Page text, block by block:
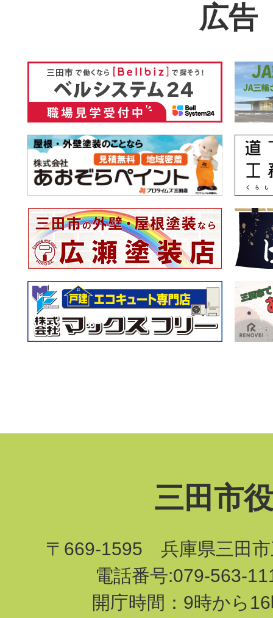
広告
三田市
〒669-1595 兵庫県三田市
電話番号:079-563-
開庁時間：9時から